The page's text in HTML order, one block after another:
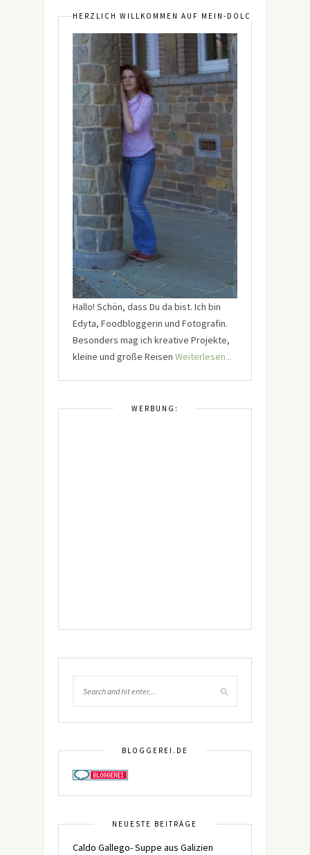
HERZLICH WILLKOMMEN AUF MEIN-DOLCEVITA.DE
Hallo! Schön, dass Du da bist. Ich bin
Edyta, Foodbloggerin und Fotografin.
Besonders mag ich kreative Projekte,
kleine und große Reisen Weiterlesen...
WERBUNG:
BLOGGEREI.DE
NEUESTE BEITRÄGE
Caldo Gallego- Suppe aus Galizien